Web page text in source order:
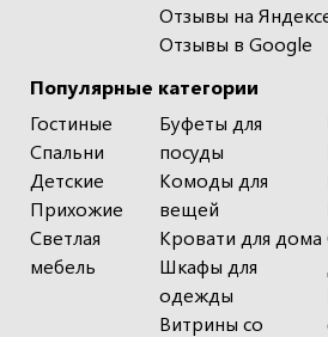
Популярные категории
Гостиные
Спальни
Детские
Прихожие
Светлая
мебель
Буфеты для
посуды
Комоды для
вещей
Кровати для дома
Шкафы для
одежды
Витрины со
Отзывы на
Отзывы в Google